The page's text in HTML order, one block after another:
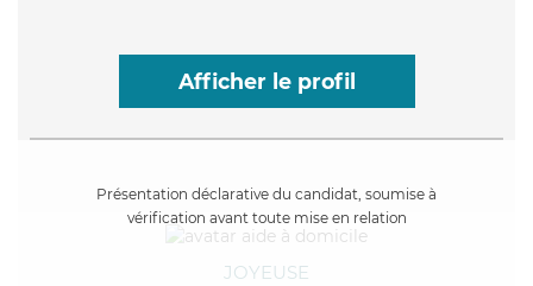
Afficher le profil
Présentation déclarative du candidat, soumise à
vérification avant toute mise en relation
JOYEUSE